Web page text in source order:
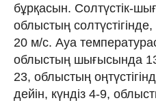
бұрқасын. Солтүстік-
облыстың
20 м/с. Ауа
облыстың шығысында
23, облыстың
дейін, күндіз 4-9,